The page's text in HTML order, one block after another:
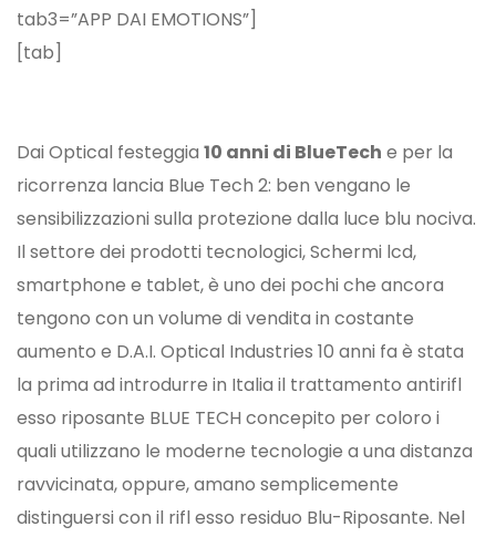
tab3=”APP DAI EMOTIONS”]
[tab]
Dai Optical festeggia 10 anni di BlueTech e per la
ricorrenza lancia Blue Tech 2: ben vengano le
sensibilizzazioni sulla protezione dalla luce blu nociva.
Il settore dei prodotti tecnologici, Schermi lcd,
smartphone e tablet, è uno dei pochi che ancora
tengono con un volume di vendita in costante
aumento e D.A.I. Optical Industries 10 anni fa è stata
la prima ad introdurre in Italia il trattamento antirifl
esso riposante BLUE TECH concepito per coloro i
quali utilizzano le moderne tecnologie a una distanza
ravvicinata, oppure, amano semplicemente
distinguersi con il rifl esso residuo Blu-Riposante. Nel